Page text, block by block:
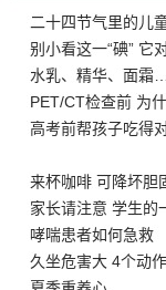
二十四节气里的儿
别小看这一“碘” 它
水乳、精华、面霜
PET/CT检查前 为
高考前帮孩子吃得
来杯咖啡 可降坏胆
家长请注意 学生的
哮喘患者如何急救
久坐危害大 4个动